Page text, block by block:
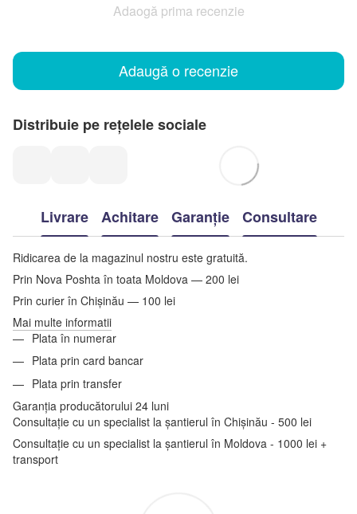
Adaogă prima recenzie
Adaugă o recenzie
Distribuie pe rețelele sociale
Livrare Achitare Garanție Consultare
Ridicarea de la magazinul nostru este gratuită.
Prin Nova Poshta în toata Moldova — 200 lei
Prin curier în Chișinău — 100 lei
Mai multe informatii
Plata în numerar
Plata prin card bancar
Plata prin transfer
Garanția producătorului 24 luni
Consultație cu un specialist la șantierul în Chișinău - 500 lei
Consultație cu un specialist la șantierul în Moldova - 1000 lei +
transport